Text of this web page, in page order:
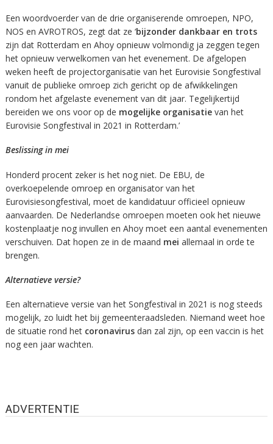
Een woordvoerder van de drie organiserende omroepen, NPO,
NOS en AVROTROS, zegt dat ze ‘bijzonder dankbaar en trots
zijn dat Rotterdam en Ahoy opnieuw volmondig ja zeggen tegen
het opnieuw verwelkomen van het evenement. De afgelopen
weken heeft de projectorganisatie van het Eurovisie Songfestival
vanuit de publieke omroep zich gericht op de afwikkelingen
rondom het afgelaste evenement van dit jaar. Tegelijkertijd
bereiden we ons voor op de mogelijke organisatievan het
Eurovisie Songfestival in 2021 in Rotterdam.’
Beslissing in mei
Honderd procent zeker is het nog niet. De EBU, de
overkoepelende omroep en organisator van het
Eurovisiesongfestival, moet de kandidatuur officieel opnieuw
aanvaarden. De Nederlandse omroepen moeten ook het nieuwe
kostenplaatje nog invullen en Ahoy moet een aantal evenementen
verschuiven. Dat hopen ze in de maand mei allemaal in orde te
brengen.
Alternatieve versie?
Een alternatieve versie van het Songfestival in 2021 is nog steeds
mogelijk, zo luidt het bij gemeenteraadsleden. Niemand weet hoe
de situatie rond het coronavirusdan zal zijn, op een vaccin is het
nog een jaar wachten.
ADVERTENTIE